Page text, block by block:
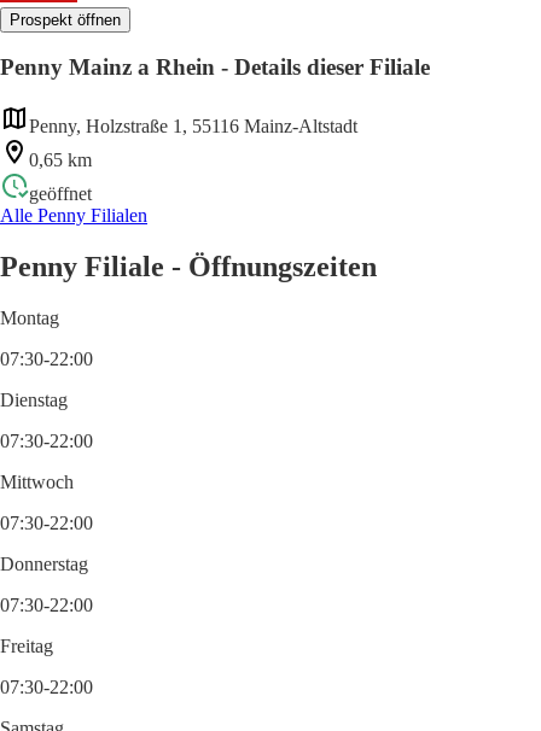
Prospekt öffnen
Penny Mainz a Rhein - Details dieser Filiale
Penny, Holzstraße 1, 55116 Mainz-Altstadt
0,65 km
geöffnet
Alle Penny Filialen
Penny Filiale - Öffnungszeiten
Montag
07:30-22:00
Dienstag
07:30-22:00
Mittwoch
07:30-22:00
Donnerstag
07:30-22:00
Freitag
07:30-22:00